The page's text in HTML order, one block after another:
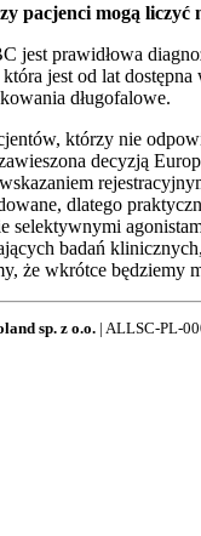
pacjenci mogą
prawidłowa
jest od lat dostępna
długofalowe.
którzy nie
decyzją
dlatego
selektywnymi
badań
że wkrótce będziemy
sp. z o.o. | ALLSC-PL-